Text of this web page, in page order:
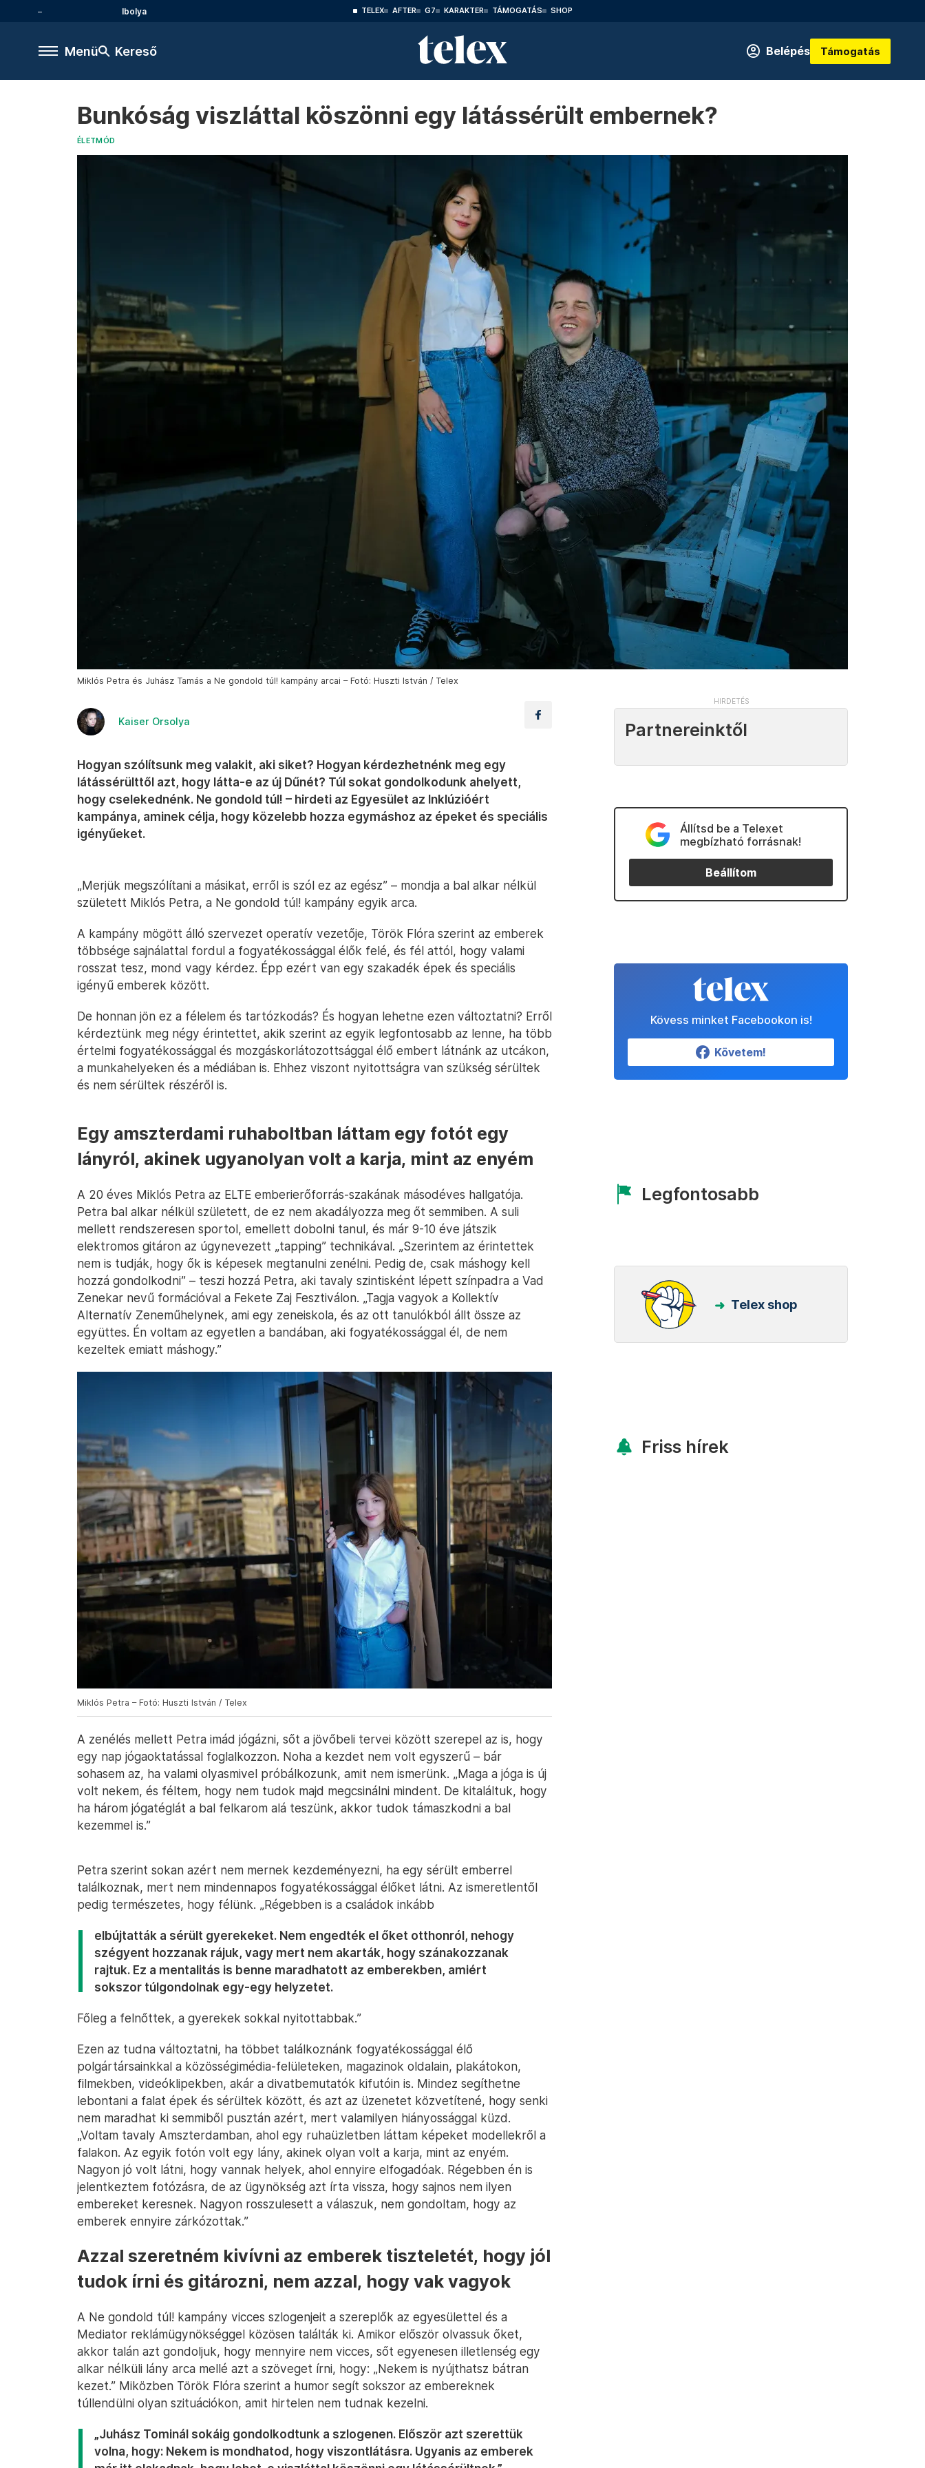
Ibolya TELEX AFTER G7 KARAKTER TÁMOGATÁS SHOP
Menü Kereső Belépés Támogatás
Bunkóság viszláttal köszönni egy látássérült embernek?
ÉLETMÓD
Miklós Petra és Juhász Tamás a Ne gondold túl! kampány arcai – Fotó: Huszti István / Telex
Kaiser Orsolya
Hogyan szólítsunk meg valakit, aki siket? Hogyan kérdezhetnénk meg egy
látássérülttől azt, hogy látta-e az új Dűnét? Túl sokat gondolkodunk ahelyett,
hogy cselekednénk. Ne gondold túl! – hirdeti az Egyesület az Inklúzióért
kampánya, aminek célja, hogy közelebb hozza egymáshoz az épeket és speciális
igényűeket.
„Merjük megszólítani a másikat, erről is szól ez az egész” – mondja a bal alkar nélkül
született Miklós Petra, a Ne gondold túl! kampány egyik arca.
A kampány mögött álló szervezet operatív vezetője, Török Flóra szerint az emberek
többsége sajnálattal fordul a fogyatékossággal élők felé, és fél attól, hogy valami
rosszat tesz, mond vagy kérdez. Épp ezért van egy szakadék épek és speciális
igényű emberek között.
De honnan jön ez a félelem és tartózkodás? És hogyan lehetne ezen változtatni? Erről
kérdeztünk meg négy érintettet, akik szerint az egyik legfontosabb az lenne, ha több
értelmi fogyatékossággal és mozgáskorlátozottsággal élő embert látnánk az utcákon,
a munkahelyeken és a médiában is. Ehhez viszont nyitottságra van szükség sérültek
és nem sérültek részéről is.
Egy amszterdami ruhaboltban láttam egy fotót egy
lányról, akinek ugyanolyan volt a karja, mint az enyém
A 20 éves Miklós Petra az ELTE emberierőforrás-szakának másodéves hallgatója.
Petra bal alkar nélkül született, de ez nem akadályozza meg őt semmiben. A suli
mellett rendszeresen sportol, emellett dobolni tanul, és már 9-10 éve játszik
elektromos gitáron az úgynevezett „tapping” technikával. „Szerintem az érintettek
nem is tudják, hogy ők is képesek megtanulni zenélni. Pedig de, csak máshogy kell
hozzá gondolkodni” – teszi hozzá Petra, aki tavaly szintisként lépett színpadra a Vad
Zenekar nevű formációval a Fekete Zaj Fesztiválon. „Tagja vagyok a Kollektív
Alternatív Zeneműhelynek, ami egy zeneiskola, és az ott tanulókból állt össze az
együttes. Én voltam az egyetlen a bandában, aki fogyatékossággal él, de nem
kezeltek emiatt máshogy.”
Miklós Petra – Fotó: Huszti István / Telex
A zenélés mellett Petra imád jógázni, sőt a jövőbeli tervei között szerepel az is, hogy
egy nap jógaoktatással foglalkozzon. Noha a kezdet nem volt egyszerű – bár
sohasem az, ha valami olyasmivel próbálkozunk, amit nem ismerünk. „Maga a jóga is új
volt nekem, és féltem, hogy nem tudok majd megcsinálni mindent. De kitaláltuk, hogy
ha három jógatéglát a bal felkarom alá teszünk, akkor tudok támaszkodni a bal
kezemmel is.”
Petra szerint sokan azért nem mernek kezdeményezni, ha egy sérült emberrel
találkoznak, mert nem mindennapos fogyatékossággal élőket látni. Az ismeretlentől
pedig természetes, hogy félünk. „Régebben is a családok inkább
elbújtatták a sérült gyerekeket. Nem engedték el őket otthonról, nehogy
szégyent hozzanak rájuk, vagy mert nem akarták, hogy szánakozzanak
rajtuk. Ez a mentalitás is benne maradhatott az emberekben, amiért
sokszor túlgondolnak egy-egy helyzetet.
Főleg a felnőttek, a gyerekek sokkal nyitottabbak.”
Ezen az tudna változtatni, ha többet találkoznánk fogyatékossággal élő
polgártársainkkal a közösségimédia-felületeken, magazinok oldalain, plakátokon,
filmekben, videóklipekben, akár a divatbemutatók kifutóin is. Mindez segíthetne
lebontani a falat épek és sérültek között, és azt az üzenetet közvetítené, hogy senki
nem maradhat ki semmiből pusztán azért, mert valamilyen hiányossággal küzd.
„Voltam tavaly Amszterdamban, ahol egy ruhaüzletben láttam képeket modellekről a
falakon. Az egyik fotón volt egy lány, akinek olyan volt a karja, mint az enyém.
Nagyon jó volt látni, hogy vannak helyek, ahol ennyire elfogadóak. Régebben én is
jelentkeztem fotózásra, de az ügynökség azt írta vissza, hogy sajnos nem ilyen
embereket keresnek. Nagyon rosszulesett a válaszuk, nem gondoltam, hogy az
emberek ennyire zárkózottak.”
Azzal szeretném kivívni az emberek tiszteletét, hogy jól
tudok írni és gitározni, nem azzal, hogy vak vagyok
A Ne gondold túl! kampány vicces szlogenjeit a szereplők az egyesülettel és a
Mediator reklámügynökséggel közösen találták ki. Amikor először olvassuk őket,
akkor talán azt gondoljuk, hogy mennyire nem vicces, sőt egyenesen illetlenség egy
alkar nélküli lány arca mellé azt a szöveget írni, hogy: „Nekem is nyújthatsz bátran
kezet.” Miközben Török Flóra szerint a humor segít sokszor az embereknek
túllendülni olyan szituációkon, amit hirtelen nem tudnak kezelni.
„Juhász Tominál sokáig gondolkodtunk a szlogenen. Először azt szerettük
volna, hogy: Nekem is mondhatod, hogy viszontlátásra. Ugyanis az emberek
Partnereinktől
Állítsd be a Telexet
megbízható forrásnak!
Beállítom
Kövess minket Facebookon is!
Követem!
Legfontosabb
Telex shop
Friss hírek